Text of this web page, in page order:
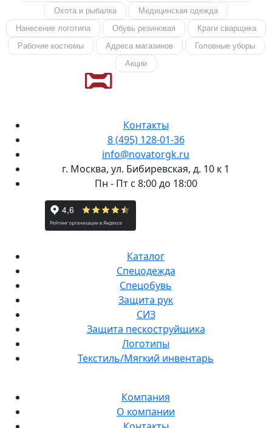
Охота и рыбалка
Медицинская одежда
Нанесение логотипа
Обувь резиновая
Краги сварщика
Рабочие костюмы
Адреса магазинов
Головные уборы
Акции
Контакты
8 (495) 128-01-36
info@novatorgk.ru
г. Москва, ул. Бибиревская, д. 10 к 1
Пн - Пт с 8:00 до 18:00
Каталог
Спецодежда
Спецобувь
Защита рук
СИЗ
Защита пескоструйщика
Логотипы
Текстиль/Мягкий инвентарь
Компания
О компании